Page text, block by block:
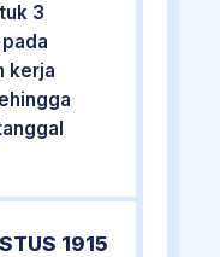
3
kerja
1915